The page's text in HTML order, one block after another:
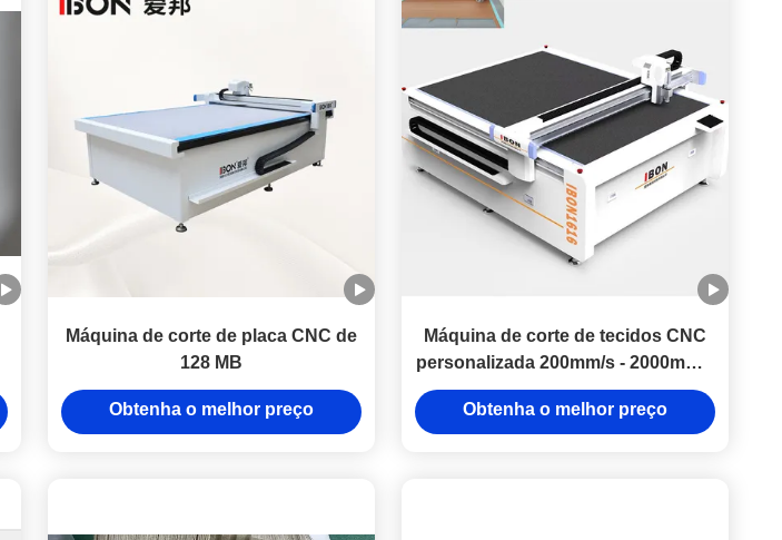
Máquina de corte de placa CNC de
128 MB
Obtenha o melhor preço
Máquina de corte de tecidos CNC
personalizada 200mm/s - 2000mm/s
Máquina de corte de tecidos de
vestuário
Obtenha o melhor preço